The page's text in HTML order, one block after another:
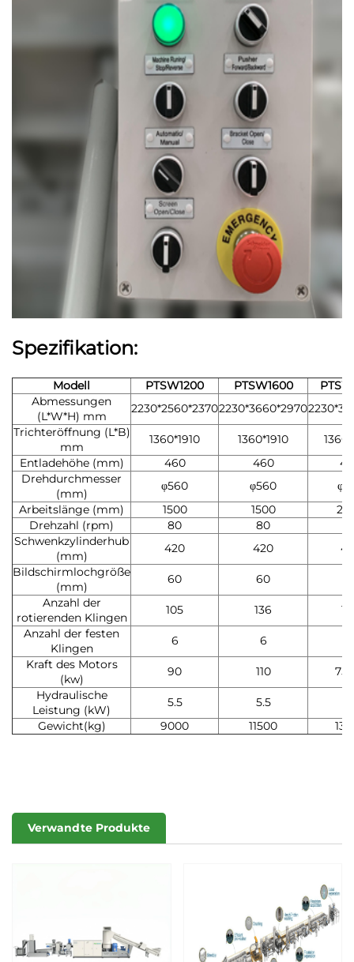
Spezifikation:
Modell PTSW1200 PTSW1600
Abmessungen
(L*W*H) mm
2230*2560*23702230*3660*2970
Trichteröffnung (L*B)
mm
1360*1910 1360*1910
Entladehöhe (mm)
460 460
Drehdurchmesser
(mm)
φ560 φ560
Arbeitslänge (mm)
1500 1500
Drehzahl (rpm)
80 80
Schwenkzylinderhub
(mm)
420 420
Bildschirmlochgröße
(mm)
60 60
Anzahl der
rotierenden Klingen
105 136
Anzahl der festen
Klingen
6 6
Kraft des Motors
(kw)
90 110
Hydraulische
Leistung (kW)
5.5 5.5
Gewicht(kg)
9000 11500
Verwandte Produkte